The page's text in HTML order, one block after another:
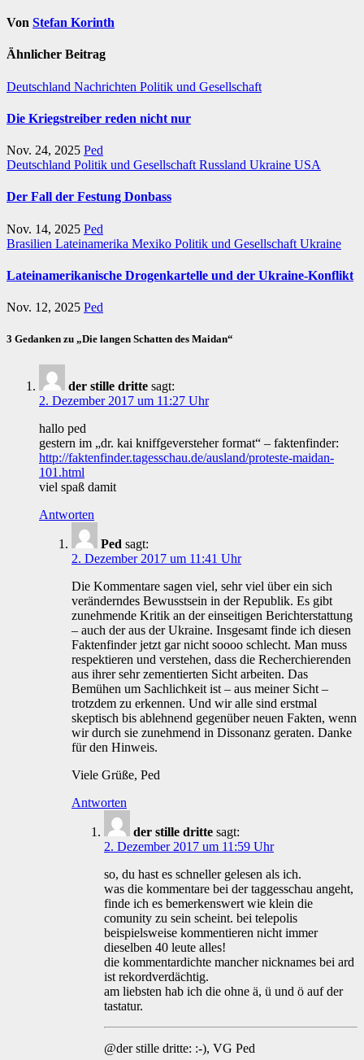
Von Stefan Korinth
Ähnlicher Beitrag
Deutschland Nachrichten Politik und Gesellschaft
Die Kriegstreiber reden nicht nur
Nov. 24, 2025 Ped
Deutschland Politik und Gesellschaft Russland Ukraine USA
Der Fall der Festung Donbass
Nov. 14, 2025 Ped
Brasilien Lateinamerika Mexiko Politik und Gesellschaft Ukraine
Lateinamerikanische Drogenkartelle und der Ukraine-Konflikt
Nov. 12, 2025 Ped
3 Gedanken zu „Die langen Schatten des Maidan“
der stille dritte sagt:
2. Dezember 2017 um 11:27 Uhr
hallo ped
gestern im „dr. kai kniffgeversteher format“ – faktenfinder:
http://faktenfinder.tagesschau.de/ausland/proteste-maidan-
101.html
viel spaß damit
Antworten
Ped sagt:
2. Dezember 2017 um 11:41 Uhr
Die Kommentare sagen viel, sehr viel über ein sich
veränderndes Bewusstsein in der Republik. Es gibt
zunehmende Kritik an der einseitigen Berichterstattung
– auch der aus der Ukraine. Insgesamt finde ich diesen
Faktenfinder jetzt gar nicht soooo schlecht. Man muss
respektieren und verstehen, dass die Recherchierenden
aus ihrer sehr zementierten Sicht arbeiten. Das
Bemühen um Sachlichkeit ist – aus meiner Sicht –
trotzdem zu erkennen. Und wir alle sind erstmal
skeptisch bis ablehnend gegenüber neuen Fakten, wenn
wir durch sie zunehmend in Dissonanz geraten. Danke
für den Hinweis.
Viele Grüße, Ped
Antworten
der stille dritte sagt:
2. Dezember 2017 um 11:59 Uhr
so, du hast es schneller gelesen als ich.
was die kommentare bei der taggesschau angeht,
finde ich es bemerkenswert wie klein die
comunity zu sein scheint. bei telepolis
beispielsweise kommentieren nicht immer
dieselben 40 leute alles!
die kommentardichte mancher nicknames bei ard
ist rekordverdächtig.
am liebsten hab ich die ohne ä, ü und ö auf der
tastatur.
@der stille dritte: :-), VG Ped